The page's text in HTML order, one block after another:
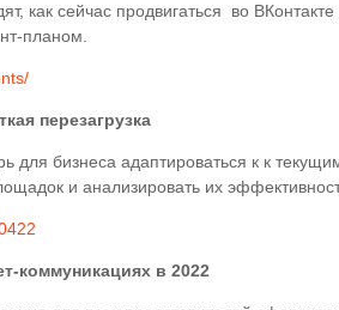
как сейчас продвигаться во
планом.
перезагрузка
для бизнеса адаптироваться к к
и анализировать их
коммуникациях в 2022